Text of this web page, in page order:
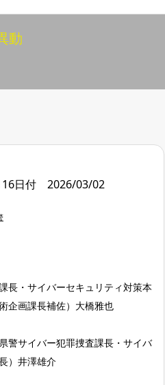
動
16日付 2026/03/02
長・サイバーセキュリティ対策本
企画課長補佐）大橋雅也
警サイバー犯罪捜査課長・サイバ
）井澤雄介